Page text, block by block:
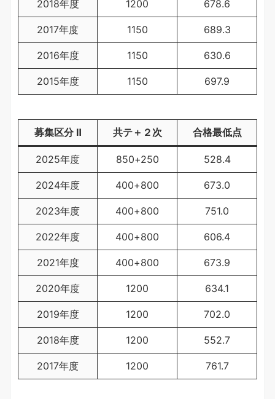
2018年度 1200 678.6
2017年度 1150 689.3
2016年度 1150 630.6
2015年度 1150 697.9
募集区分 Ⅱ 共テ＋２次 合格最低点
2025年度 850+250 528.4
2024年度 400+800 673.0
2023年度 400+800 751.0
2022年度 400+800 606.4
2021年度 400+800 673.9
2020年度 1200 634.1
2019年度 1200 702.0
2018年度 1200 552.7
2017年度 1200 761.7